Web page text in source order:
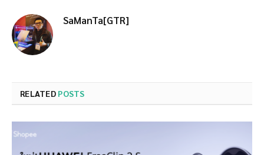
SaManTa[GTR]
RELATED POSTS